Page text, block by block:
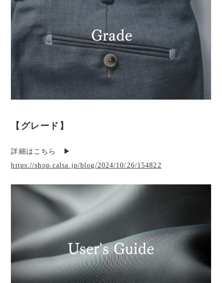
【グレード】
詳細はこちら ▶︎
https://shop.calsa.jp/blog/2024/10/26/154822